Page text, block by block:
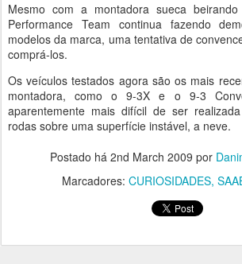
Mesmo com a montadora sueca
Performance Team continua fazendo
modelos da marca, uma tentativa de
comprá-los.
Os veículos testados agora são os mais
montadora, como o 9-3X e o 9-3
aparentemente mais difícil de ser
rodas sobre uma superfície instável, a neve.
Postado há 2nd March 2009 por
Marcadores: CURIOSIDADES